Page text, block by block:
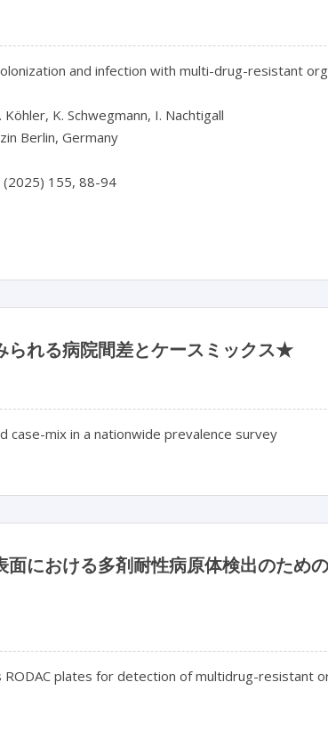
and infection with multi-drug-resistant
K. Schwegmann, I. Nachtigall
Berlin, Germany
(2025) 155, 88-94
られる病院間差とケースミックス★
case-mix in a nationwide prevalence survey
面における多剤耐性病原体検出のため
RODAC plates for detection of multidrug-resistant